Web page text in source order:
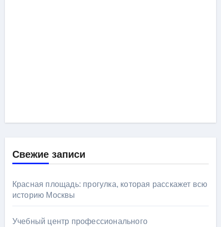
Свежие записи
Красная площадь: прогулка, которая расскажет всю
историю Москвы
Учебный центр профессионального